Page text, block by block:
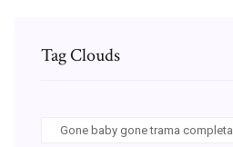
Tag Clouds
Gone baby gone trama completa